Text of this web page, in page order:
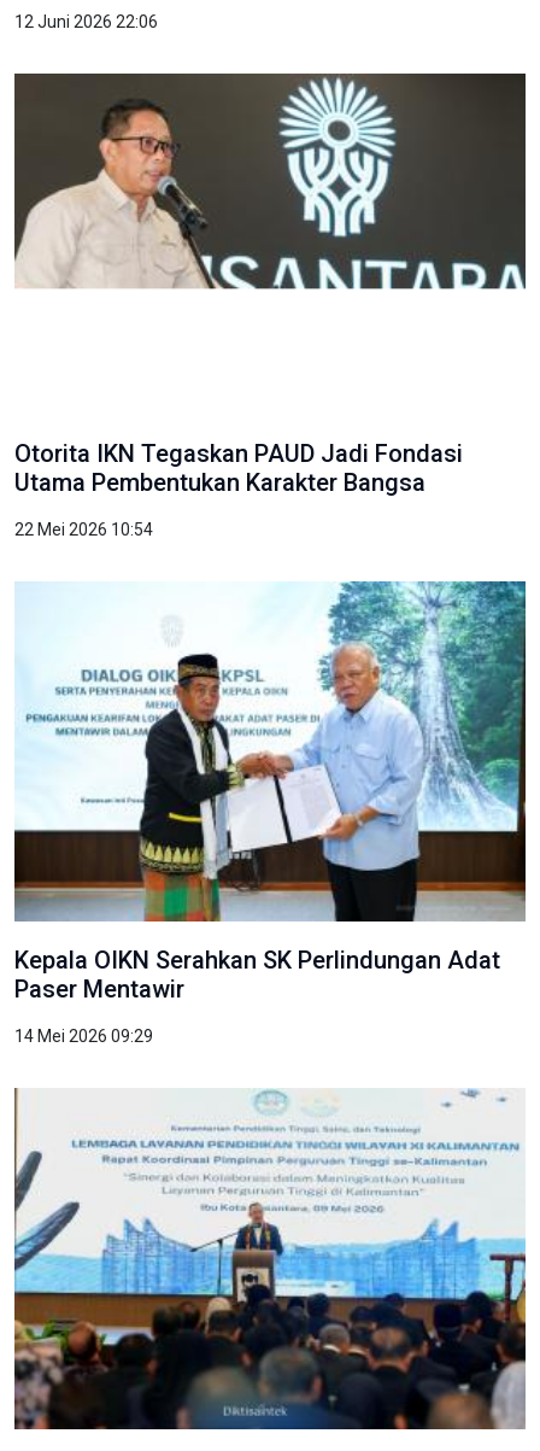
12 Juni 2026 22:06
Otorita IKN Tegaskan PAUD Jadi Fondasi
Utama Pembentukan Karakter Bangsa
22 Mei 2026 10:54
Kepala OIKN Serahkan SK Perlindungan Adat
Paser Mentawir
14 Mei 2026 09:29